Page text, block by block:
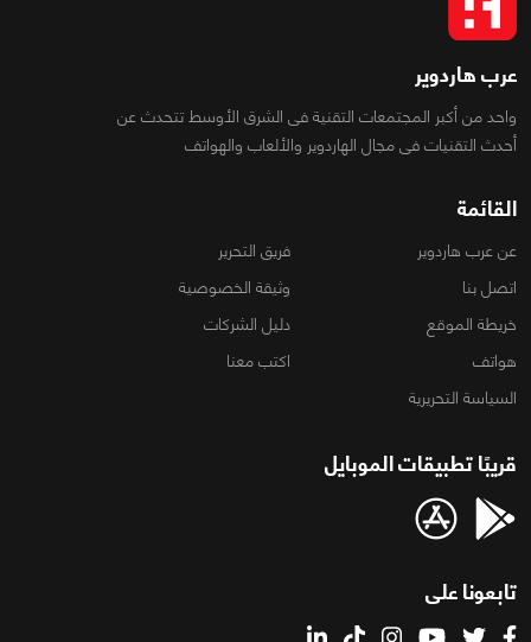
عرب هاردوير
واحد من أكبر المجتمعات التقنية فى الشرق الأوسط تتحدث عن
أحدث التقنيات فى مجال الهاردوير والألعاب والهواتف
القائمة
عن عرب هاردوير
فريق التحرير
اتصل بنا
وثيقة الخصوصية
خريطة الموقع
دليل الشركات
هواتف
اكتب معنا
السياسة التحريرية
قريبًا تطبيقات الموبايل
تابعونا على